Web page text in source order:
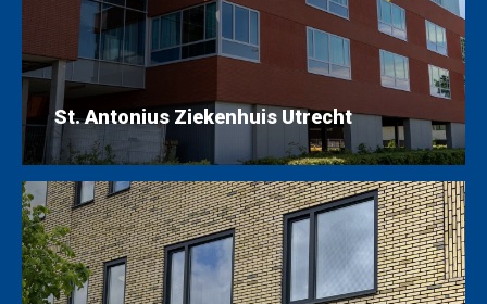
St. Antonius Ziekenhuis Utrecht